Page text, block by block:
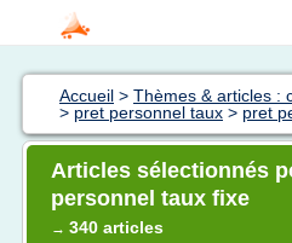
Accueil > Thèmes & articles :
> pret personnel taux > pret
Articles sélectionnés
personnel taux fixe
→ 340 articles